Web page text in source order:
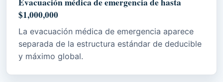
$1,000,000
La evacuación médica de emergencia aparece
separada de la estructura estándar de deducible
y máximo global.